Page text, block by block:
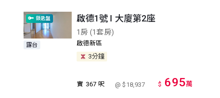
鎖匙盤
露台
啟德1號 I 大廈第2座
1房 (1套房)
啟德新區
3分鐘
實 367 呎 @ $18,937 $ 695萬